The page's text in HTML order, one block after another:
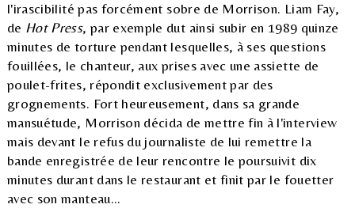
l'irascibilité pas forcément sobre de Morrison. Liam Fay,
de Hot Press, par exemple dut ainsi subir en 1989 quinze
minutes de torture pendant lesquelles, à ses questions
fouillées, le chanteur, aux prises avec une assiette de
poulet-frites, répondit exclusivement par des
grognements. Fort heureusement, dans sa grande
mansuétude, Morrison décida de mettre fin à l'interview
mais devant le refus du journaliste de lui remettre la
bande enregistrée de leur rencontre le poursuivit dix
minutes durant dans le restaurant et finit par le fouetter
avec son manteau...